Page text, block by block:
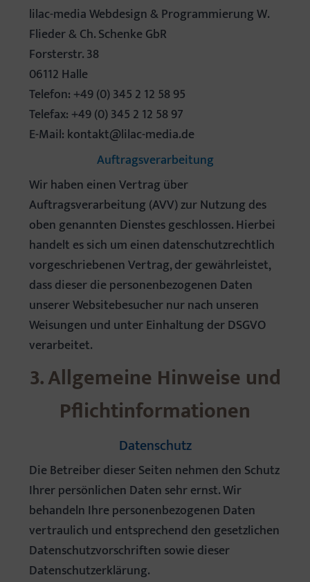
lilac-media Webdesign & Programmierung W.
Flieder & Ch. Schenke GbR
Forsterstr. 38
06112 Halle
Telefon: +49 (0) 345 2 12 58 95
Telefax: +49 (0) 345 2 12 58 97
E-Mail: kontakt@lilac-media.de
Auftragsverarbeitung
Wir haben einen Vertrag über
Auftragsverarbeitung (AVV) zur Nutzung des
oben genannten Dienstes geschlossen. Hierbei
handelt es sich um einen datenschutzrechtlich
vorgeschriebenen Vertrag, der gewährleistet,
dass dieser die personenbezogenen Daten
unserer Websitebesucher nur nach unseren
Weisungen und unter Einhaltung der DSGVO
verarbeitet.
3. Allgemeine Hinweise und
Pflicht­informationen
Datenschutz
Die Betreiber dieser Seiten nehmen den Schutz
Ihrer persönlichen Daten sehr ernst. Wir
behandeln Ihre personenbezogenen Daten
vertraulich und entsprechend den gesetzlichen
Datenschutzvorschriften sowie dieser
Datenschutzerklärung.